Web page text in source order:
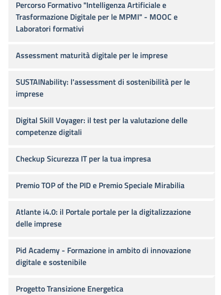
Percorso Formativo "Intelligenza Artificiale e
Trasformazione Digitale per le MPMI" - MOOC e
Laboratori formativi
Assessment maturità digitale per le imprese
SUSTAINability: l'assessment di sostenibilità per le
imprese
Digital Skill Voyager: il test per la valutazione delle
competenze digitali
Checkup Sicurezza IT per la tua impresa
Premio TOP of the PID e Premio Speciale Mirabilia
Atlante i4.0: il Portale portale per la digitalizzazione
delle imprese
Pid Academy - Formazione in ambito di innovazione
digitale e sostenibile
Progetto Transizione Energetica